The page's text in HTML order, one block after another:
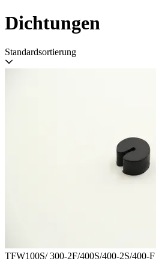
Dichtungen
Standardsortierung
TFW100S/ 300-2F/400S/400-2S/400-F